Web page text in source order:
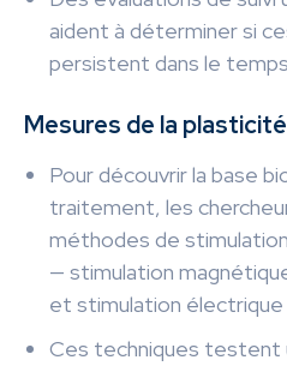
aident à déterminer si
persistent dans le
Mesures de la
Pour découvrir la base
traitement, les
méthodes de
— stimulation
et stimulation
Ces techniques testent